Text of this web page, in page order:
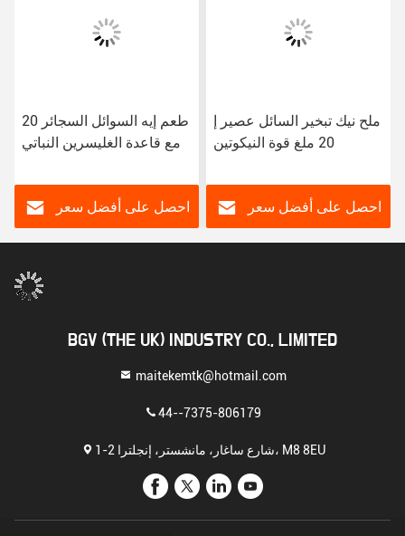
20 طعم إيه السوائل السجائر
مع قاعدة الغليسرين النباتي
احصل على أفضل سعر
ملح نيك تبخير السائل عصير إ
20 ملغ قوة النيكوتين
احصل على أفضل سعر
BGV (THE UK) INDUSTRY CO., LIMITED
maitekemtk@hotmail.com
44--7375-806179
1-2 شارع ساغار، مانشستر، إنجلترا، M8 8EU